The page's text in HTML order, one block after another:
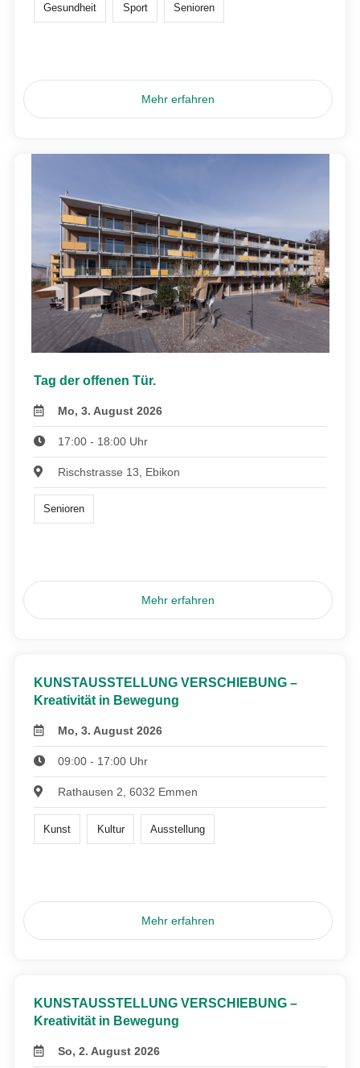
Gesundheit Sport Senioren
Mehr erfahren
Tag der offenen Tür.
Mo, 3. August 2026
17:00 - 18:00 Uhr
Rischstrasse 13, Ebikon
Senioren
Mehr erfahren
KUNSTAUSSTELLUNG VERSCHIEBUNG –
Kreativität in Bewegung
Mo, 3. August 2026
09:00 - 17:00 Uhr
Rathausen 2, 6032 Emmen
Kunst Kultur Ausstellung
Mehr erfahren
KUNSTAUSSTELLUNG VERSCHIEBUNG –
Kreativität in Bewegung
So, 2. August 2026